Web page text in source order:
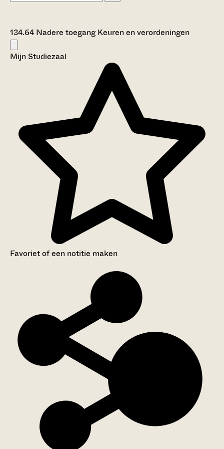
134.64 Nadere toegang Keuren en verordeningen
Mijn Studiezaal
Favoriet of een notitie maken